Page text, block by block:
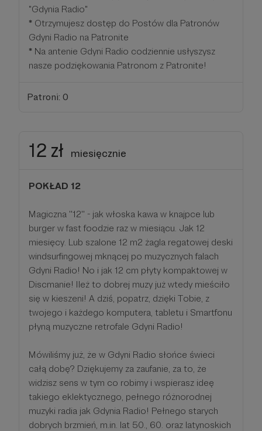
"Gdynia Radio"
* Otrzymujesz dostęp do Postów dla Patronów
Gdyni Radio na Patronite
* Na antenie Gdyni Radio codziennie usłyszysz
nasze podziękowania Patronom z Patronite!
Patroni: 0
12 zł miesięcznie
POKŁAD 12
Magiczna ''12'' - jak włoska kawa w knajpce lub
burger w fast foodzie raz w miesiącu. Jak 12
miesięcy. Lub szalone 12 m2 żagla regatowej deski
windsurfingowej mknącej po muzycznych falach
Gdyni Radio! No i jak 12 cm płyty kompaktowej w
Discmanie! Ileż to dobrej muzy już wtedy mieściło
się w kieszeni! A dziś, popatrz, dzięki Tobie, z
twojego i każdego komputera, tabletu i Smartfonu
płyną muzyczne retrofale Gdyni Radio!
Mówiliśmy już, że w Gdyni Radio słońce świeci
całą dobę? Dziękujemy za zaufanie, za to, że
widzisz sens w tym co robimy i wspierasz ideę
takiego eklektycznego, pełnego różnorodnej
muzyki radia jak Gdynia Radio! Pełnego starych
dobrych brzmień, m.in. lat 50., 60. oraz latynoskich